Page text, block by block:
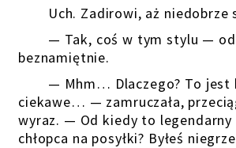
Uch. Zadirowi, aż niedobrze
— Tak, coś w tym stylu —
beznamiętnie.
— Mhm… Dlaczego? To jest
ciekawe… — zamruczała,
wyraz. — Od kiedy to legendarny
chłopca na posyłki? Byłeś